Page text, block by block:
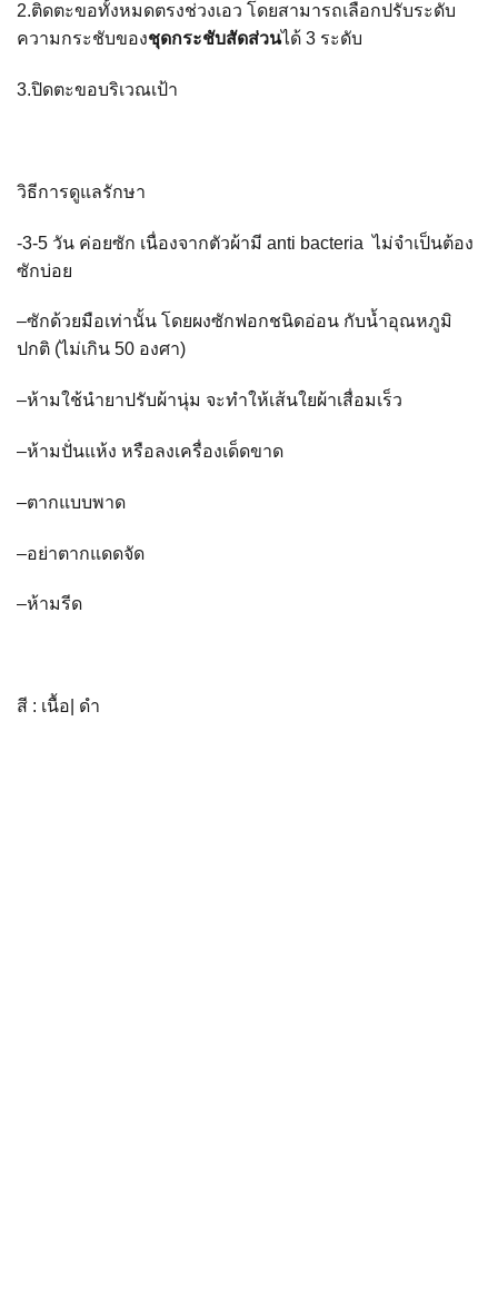
2.ติดตะขอทั้งหมดตรงช่วงเอว โดยสามารถเลือกปรับระดับ
ความกระชับของชุดกระชับสัดส่วนได้ 3 ระดับ
3.ปิดตะขอบริเวณเป้า
วิธีการดูแลรักษา
-3-5 วัน ค่อยซัก เนื่องจากตัวผ้ามี anti bacteriaไม่จำเป็นต้อง
ซักบ่อย
–ซักด้วยมือเท่านั้น โดยผงซักฟอกชนิดอ่อน กับน้ำอุณหภูมิ
ปกติ (ไม่เกิน 50 องศา)
–ห้ามใช้นำยาปรับผ้านุ่ม จะทำให้เส้นใยผ้าเสื่อมเร็ว
–ห้ามปั่นแห้ง หรือลงเครื่องเด็ดขาด
–ตากแบบพาด
–อย่าตากแดดจัด
–ห้ามรีด
สี : เนื้อ ดำ